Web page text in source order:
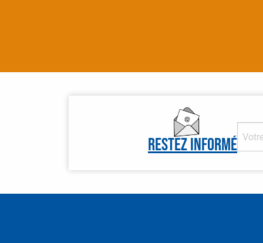
Restez informé